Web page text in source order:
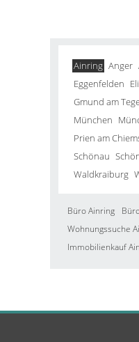
Ainring Anger
Eggenfelden
Gmund am
München
Prien am
Schönau
Waldkraiburg
Büro Ainring
Wohnungssuche
Immobilienkauf